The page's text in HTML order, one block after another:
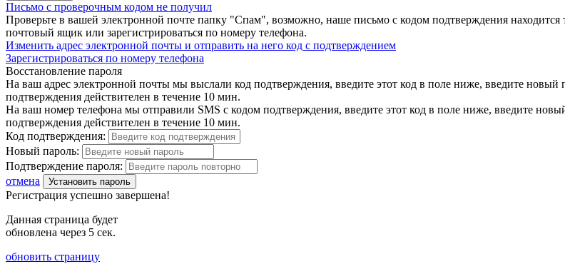
Письмо с проверочным кодом не получил
Проверьте в вашей электронной почте папку "Спам", возможно, наше письмо с кодом подтверждения
почтовый ящик или зарегистрироваться по номеру телефона.
Изменить адрес электронной почты и отправить на него код с подтверждением
Зарегистрироваться по номеру телефона
Восстановление пароля
На ваш адрес электронной почты мы выслали код подтверждения, введите этот код в поле ниже, введите
подтверждения действителен в течение 10 мин.
На ваш номер телефона мы отправили SMS с кодом подтверждения, введите этот код в поле ниже, введите
подтверждения действителен в течение 10 мин.
Код подтверждения:
Новый пароль:
Подтверждение пароля:
отмена
Установить пароль
Регистрация успешно завершена!
Данная страница будет
обновлена через 5 сек.
обновить страницу